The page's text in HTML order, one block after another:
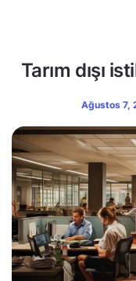
Tarım dışı
Ağustos 7,